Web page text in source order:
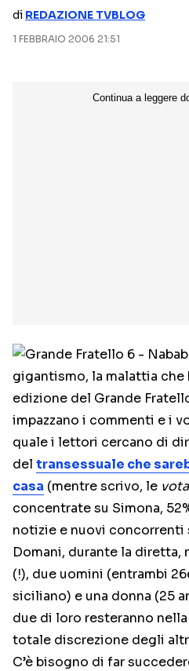
DISNEY+
RAIPLAY
di REDAZIONE TVBLOG
1 FEBBRAIO 2006 21:51
gigantismo, la malattia
edizione del Grande
impazzano i commenti e i
quale i lettori cercano di
del transessuale che
casa (mentre scrivo, le
concentrate su Simona,
notizie e nuovi concorrenti
Domani, durante la diretta,
(!), due uomini (entrambi
siciliano) e una donna (25
due di loro resteranno nella
totale discrezione degli
C’è bisogno di far